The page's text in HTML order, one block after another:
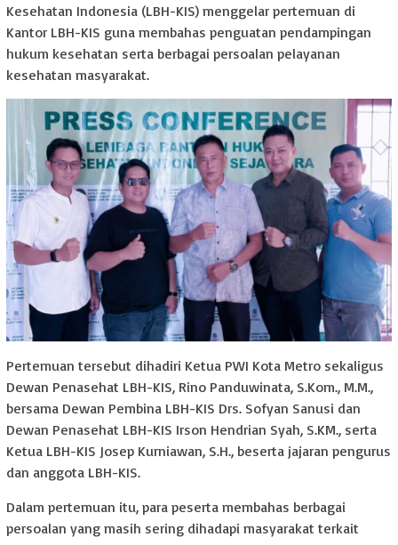
Kesehatan Indonesia (LBH-KIS) menggelar pertemuan di
Kantor LBH-KIS guna membahas penguatan pendampingan
hukum kesehatan serta berbagai persoalan pelayanan
kesehatan masyarakat.
Pertemuan tersebut dihadiri Ketua PWI Kota Metro sekaligus
Dewan Penasehat LBH-KIS, Rino Panduwinata, S.Kom., M.M.,
bersama Dewan Pembina LBH-KIS Drs. Sofyan Sanusi dan
Dewan Penasehat LBH-KIS Irson Hendrian Syah, S.KM., serta
Ketua LBH-KIS Josep Kurniawan, S.H., beserta jajaran pengurus
dan anggota LBH-KIS.
Dalam pertemuan itu, para peserta membahas berbagai
persoalan yang masih sering dihadapi masyarakat terkait